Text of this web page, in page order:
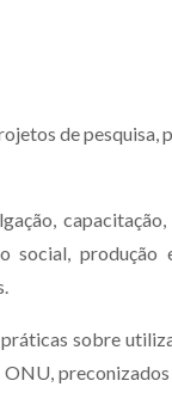
de pesquisa,
sobre